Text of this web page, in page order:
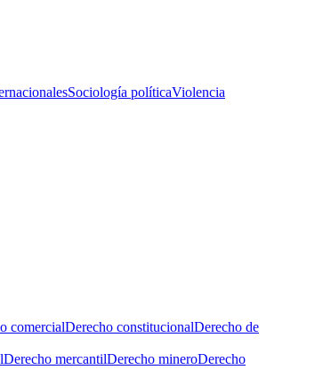
Sociología políticaViolencia
comercialDerecho constitucionalDerecho de
Derecho mercantilDerecho mineroDerecho